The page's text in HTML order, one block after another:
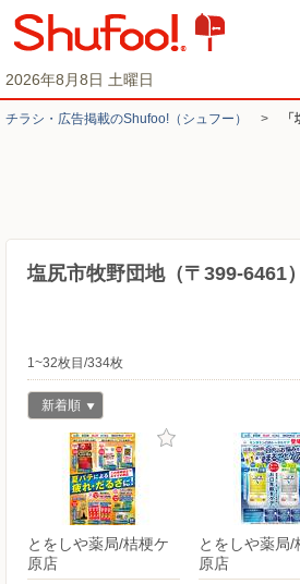
2026年8月8日 土曜日
チラシ・​広告掲載の​Shufoo!​（シュフー） >
塩尻市牧野団地（〒399-6461
1~32枚目/334枚
新着順
とをしや薬局/桔梗ケ
原店
とをしや薬局/
原店